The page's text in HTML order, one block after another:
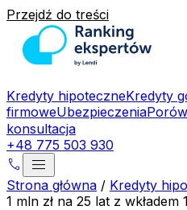
Przejdź do treści
Kredyty hipoteczneKredyty
firmoweUbezpieczenia
konsultacja
+48 775 503 930
phone menu
Strona główna / Kredyty
1 mln zł na 25 lat z wkładem